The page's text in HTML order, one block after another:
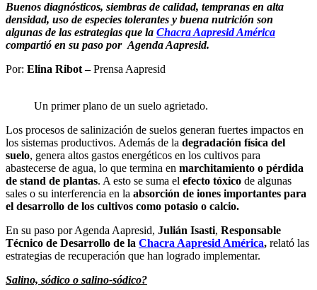
Buenos diagnósticos, siembras de calidad, tempranas en alta
densidad, uso de especies tolerantes y buena nutrición son
algunas de las estrategias que la Chacra Aapresid América
compartió en su paso por Agenda Aapresid.
Por: Elina Ribot –Prensa Aapresid
Un primer plano de un suelo agrietado.
Los procesos de salinización de suelos generan fuertes impactos en
los sistemas productivos. Además de la degradación física del
suelo, genera altos gastos energéticos en los cultivos para
abastecerse de agua, lo que termina en marchitamiento o pérdida
de stand de plantas. A esto se suma el efecto tóxico de algunas
sales o su interferencia en la absorción de iones importantes para
el desarrollo de los cultivos como potasio o calcio.
En su paso por Agenda Aapresid, Julián Isasti, Responsable
Técnico de Desarrollo de la Chacra Aapresid América, relató las
estrategias de recuperación que han logrado implementar.
Salino, sódico o salino-sódico?